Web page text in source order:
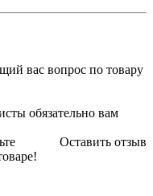
вас вопрос по товару
обязательно вам
Оставить отзыв